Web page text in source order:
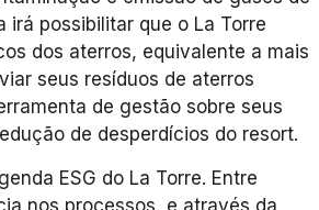
possibilitar que o La Torre
dos aterros, equivalente a mais
seus resíduos de aterros
de gestão sobre seus
de desperdícios do resort.
ESG do La Torre. Entre
nos processos, e através da